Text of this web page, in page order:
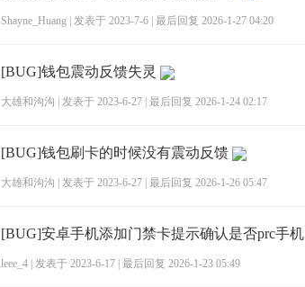
Shayne_Huang 发表于 2023-7-6 最后回复 2026-1-27 04:20
[BUG]钱包震动反馈失灵
大雄和沟沟 发表于 2023-6-27 最后回复 2026-1-24 02:17
[BUG]钱包刷卡的时候没有震动反馈
大雄和沟沟 发表于 2023-6-27 最后回复 2026-1-26 05:47
[BUG]安卓手机添加门禁卡提示确认是否prc手机
leee_4 发表于 2023-6-17 最后回复 2026-1-23 05:49